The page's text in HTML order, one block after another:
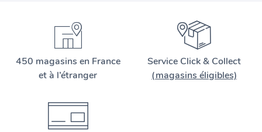
450 magasins en France
et à l’étranger
Service Click & Collect
(magasins éligibles)